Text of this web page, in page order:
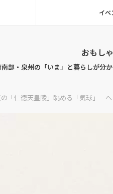
イベ
おもし
南部・泉州の「いま」と暮らしが分
の「仁徳天皇陵」眺める「気球」